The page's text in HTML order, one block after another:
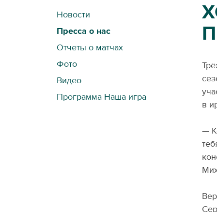
в
—
Новости
Пресса о нас
Отчеты о матчах
Фото
Видео
Программа Наша игра